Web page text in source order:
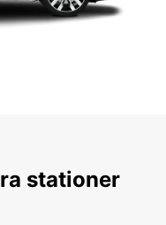
stationer